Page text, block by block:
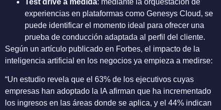
Test drive a medida: mediante la orquestación de
experiencias en plataformas como Genesys Cloud, se
puede identificar el momento ideal para ofrecer una
prueba de conducción adaptada al perfil del cliente.
Según un artículo publicado en Forbes, el impacto de la
inteligencia artificial en los negocios ya empieza a medirse:
“Un estudio revela que el 63% de los ejecutivos cuyas
empresas han adoptado la IA afirman que ha incrementado
los ingresos en las áreas donde se aplica, y el 44% indican